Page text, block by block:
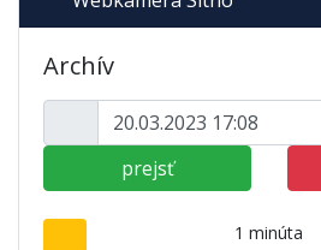
Archív
prejsť
1 minúta